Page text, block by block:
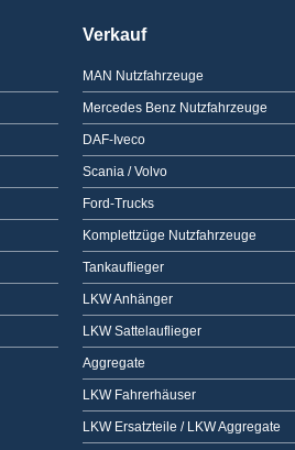
Verkauf
MAN Nutzfahrzeuge
Mercedes Benz Nutzfahrzeuge
DAF-Iveco
Scania / Volvo
Ford-Trucks
Komplettzüge Nutzfahrzeuge
Tankauflieger
LKW Anhänger
LKW Sattelauflieger
Aggregate
LKW Fahrerhäuser
LKW Ersatzteile / LKW Aggregate